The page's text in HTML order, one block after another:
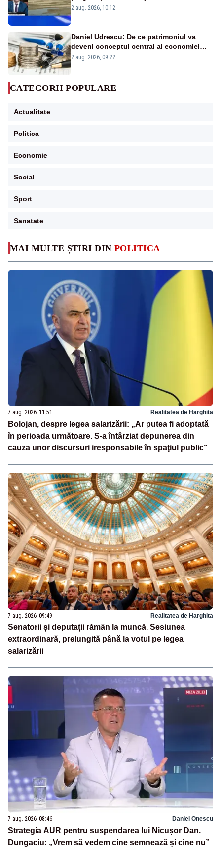
MAI MULTE ȘTIRI DIN POLITICA
7 aug. 2026, 11:51 Realitatea de Harghita
Bolojan, despre legea salarizării: „Ar putea fi adoptată
în perioada următoare. S-a întârziat depunerea din
cauza unor discursuri iresponsabile în spaţiul public”
7 aug. 2026, 09:49 Realitatea de Harghita
Senatorii și deputații rămân la muncă. Sesiunea
extraordinară, prelungită până la votul pe legea
salarizării
7 aug. 2026, 08:46 Daniel Onescu
Strategia AUR pentru suspendarea lui Nicușor Dan.
Dungaciu: „Vrem să vedem cine semnează și cine nu”
protejăm și natura, dar nu șținem omaneii
2 aug. 2026, 10:12
Daniel Udrescu: De ce patrimoniul va
deveni conceptul central al economiei
viitoare?
2 aug. 2026, 09:22
CATEGORII POPULARE
Actualitate
Politica
Economie
Social
Sport
Sanatate